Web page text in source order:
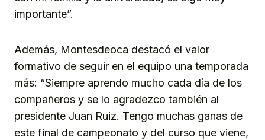
importante”.
Además, Montesdeoca destacó el valor
formativo de seguir en el equipo una temporada
más: “Siempre aprendo mucho cada día de los
compañeros y se lo agradezco también al
presidente Juan Ruiz. Tengo muchas ganas de
este final de campeonato y del curso que viene,